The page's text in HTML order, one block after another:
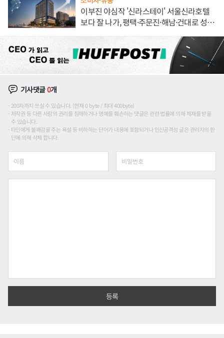
이부진 야심작 '신라스테이' 서울신라호텔
보다 잘 나가, 평택·주문진·해남·건대로 성
기사댓글0개
200자까지 쓰실 수 있습니다. (현재 0 byte / 최대 400byte)
저작권 등 다른 사람의 권리를 침해하거나 명예를 훼손하는 댓글은 관련 법률에 의해 제재를 받을
수 있습니다.
타인에게 불쾌감을 주는 욕설 등 비하하는 단어가 내용에 포함되거나 인신공격성 글은 관리자의 판
단에 의해 삭제 합니다.